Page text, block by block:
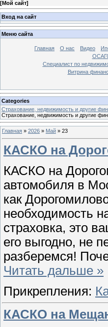
[Мой сайт]
Вход на сайт
Меню сайта
Главная О нас Видео
Специалист по
Витрина
Categories
Страхование, недвижимость и другие
Страхование, недвижимость и другие
Главная » 2026 » Май » 23
КАСКО на
КАСКО на
автомобиля в
как
необходимость
страховка, это
его выгодно, не
разберемся!
Читать дальше »
Прикрепления:
КАСКО на